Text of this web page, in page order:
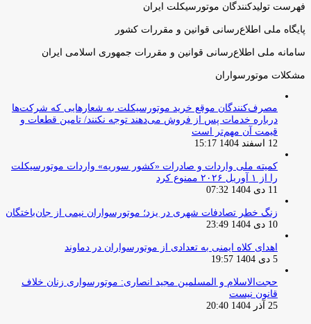
فهرست تولیدکنندگان موتورسیکلت ایران
پایگاه ملی اطلاع‌رسانی قوانین و مقررات کشور
سامانه ملی اطلاع‌رسانی قوانین و مقررات جمهوری اسلامی ایران
مشکلات موتورسواران
مصرف‌کنندگان موقع خرید موتورسیکلت به شعارهایی که شرکت‌ها
درباره خدمات پس از فروش می‌دهند توجه نکنند/ تامین قطعات و
قیمت آن مهم‌تر است
12 اسفند 1404 15:17
کمیته ملی واردات و صادرات «کشور سوریه» واردات موتورسیکلت
را از ۱ آوریل ۲۰۲۶ ممنوع کرد
11 دی 1404 07:32
زنگ خطر تصادفات شهری در یزد؛ موتورسواران نیمی از جان‌باختگان
10 دی 1404 23:49
اهدای کلاه ایمنی به تعدادی از موتورسواران در دماوند
5 دی 1404 19:57
حجت‌الاسلام و المسلمین مجید انصاری: موتورسواری زنان خلاف
قانون نیست
25 آذر 1404 20:40